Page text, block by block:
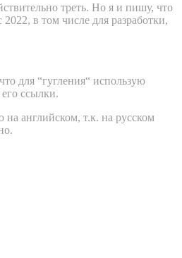
треть. Но я и пишу, что
в том числе для разработки,
для “гугления“ использую
ссылки.
английском, т.к. на русском